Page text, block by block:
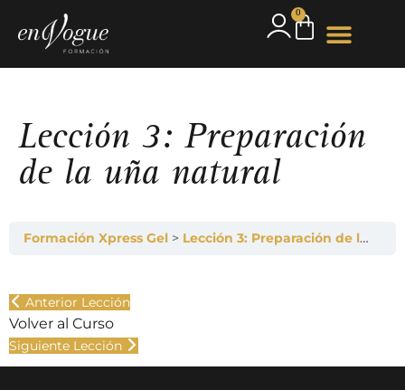
0
Lección 3: Preparación
de la uña natural
Formación Xpress Gel Lección 3: Preparación de la uña natural
Anterior Lección
Volver al Curso
Siguiente Lección